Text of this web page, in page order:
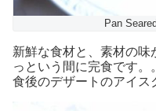
Pan
新鮮な食材と、素材の味
っという間に完食です。。
食後のデザートのアイス